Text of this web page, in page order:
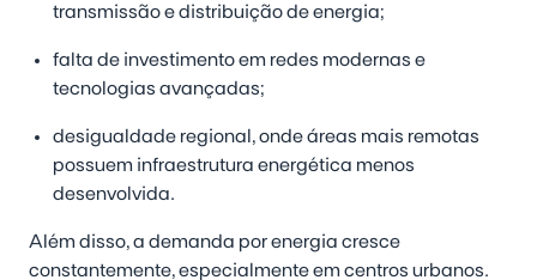
transmissão e distribuição de energia;
falta de investimento em redes modernas e
tecnologias avançadas;
desigualdade regional, onde áreas mais remotas
possuem infraestrutura energética menos
desenvolvida.
Além disso, a demanda por energia cresce
constantemente, especialmente em centros urbanos.